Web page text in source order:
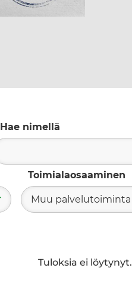
Hae nimellä
Toimialaosaaminen
Muu palvelutoiminta
Tuloksia ei löytynyt.